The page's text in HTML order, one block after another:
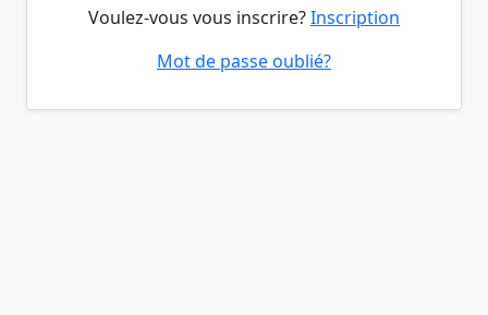
Voulez-vous vous inscrire?Inscription
Mot de passe oublié?